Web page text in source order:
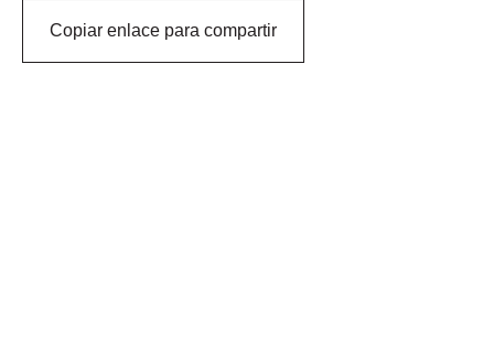
Copiar enlace para compartir